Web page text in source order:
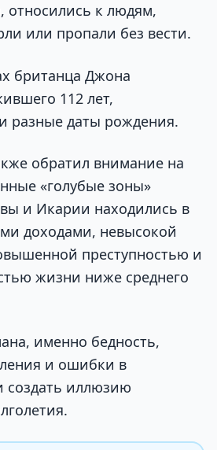
к людям,
или пропали без вести.
британца Джона
112 лет,
разные даты рождения.
обратил внимание на
«голубые зоны»
и Икарии находились в
доходами, невысокой
преступностью и
жизни ниже среднего
именно бедность,
и ошибки в
создать иллюзию